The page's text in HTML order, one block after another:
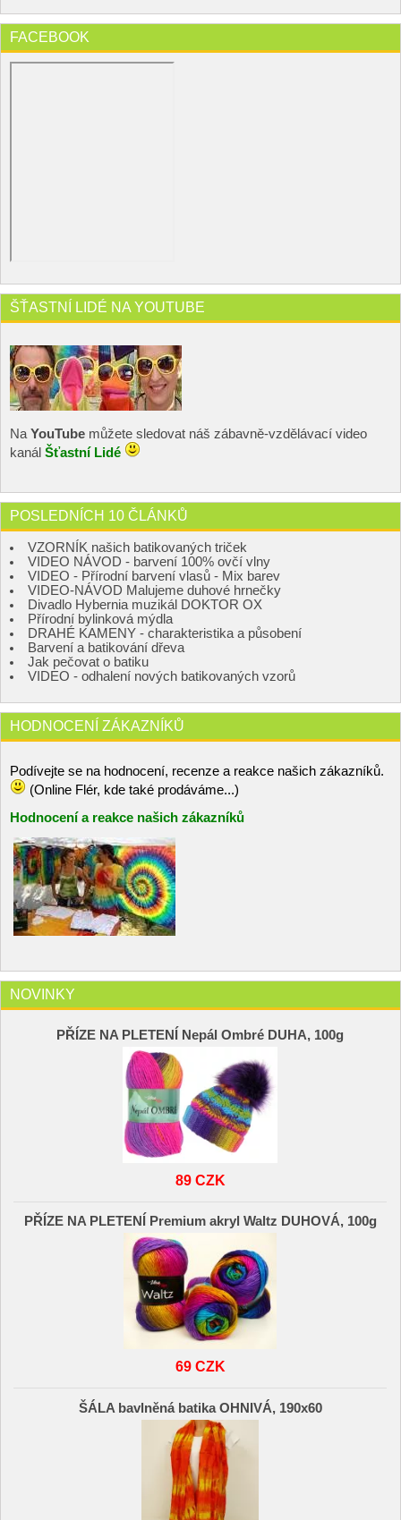
FACEBOOK
ŠŤASTNÍ LIDÉ NA YOUTUBE
Na YouTube můžete sledovat náš zábavně-vzdělávací video
kanál Šťastní Lidé
POSLEDNÍCH 10 ČLÁNKŮ
VZORNÍK našich batikovaných triček
VIDEO NÁVOD - barvení 100% ovčí vlny
VIDEO - Přírodní barvení vlasů - Mix barev
VIDEO-NÁVOD Malujeme duhové hrnečky
Divadlo Hybernia muzikál DOKTOR OX
Přírodní bylinková mýdla
DRAHÉ KAMENY - charakteristika a působení
Barvení a batikování dřeva
Jak pečovat o batiku
VIDEO - odhalení nových batikovaných vzorů
HODNOCENÍ ZÁKAZNÍKŮ
Podívejte se na hodnocení, recenze a reakce našich zákazníků.
(Online Flér, kde také prodáváme...)
Hodnocení a reakce našich zákazníků
NOVINKY
PŘÍZE NA PLETENÍ Nepál Ombré DUHA, 100g
89 CZK
PŘÍZE NA PLETENÍ Premium akryl Waltz DUHOVÁ, 100g
69 CZK
ŠÁLA bavlněná batika OHNIVÁ, 190x60